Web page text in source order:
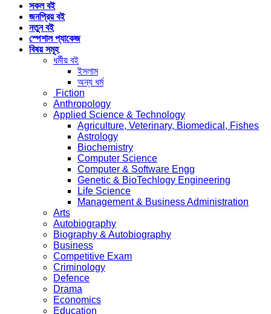
সকল বই
জনপ্রিয় বই
নতুন বই
স্পেশাল প্যাকেজ
বিষয় সমূহ
ধর্মীয় বই
ইসলাম
অন্য ধর্ম
Fiction
Anthropology
Applied Science & Technology
Agriculture, Veterinary, Biomedical, Fishes
Astrology
Biochemistry
Computer Science
Computer & Software Engg
Genetic & BioTechlogy Engineering
Life Science
Management & Business Administration
Arts
Autobiography
Biography & Autobiography
Business
Competitive Exam
Criminology
Defence
Drama
Economics
Education